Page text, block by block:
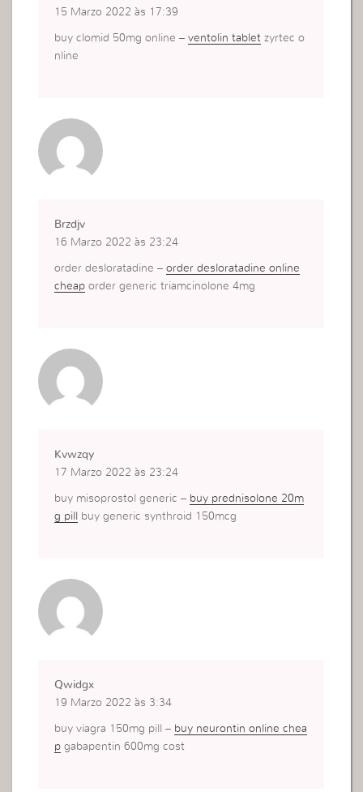
15 Marzo 2022 às 17:39
buy clomid 50mg online –ventolin tablet zyrtec o
nline
Brzdjv
16 Marzo 2022 às 23:24
order desloratadine –order desloratadine online
cheap order generic triamcinolone 4mg
Kvwzqy
17 Marzo 2022 às 23:24
buy misoprostol generic – buy prednisolone 20m
g pill
buy generic synthroid 150mcg
Qwidgx
19 Marzo 2022 às 3:34
buy viagra 150mg pill – buy neurontin online chea
p gabapentin 600mg cost